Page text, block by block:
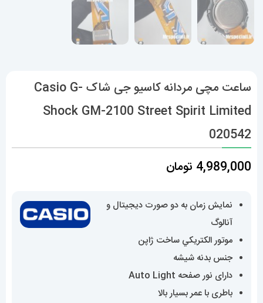
ساعت مچی مردانه کاسیو جی شاک Casio G-
Shock GM-2100 Street Spirit Limited
020542
4,989,000 تومان
نمایش زمان به دو صورت دیجیتال و
آنالوگ
موتور الکتريکي ساخت ژاپن
جنس بدنه شیشه
دارای نور صفحه Auto Light
باطری با عمر بسیار بالا